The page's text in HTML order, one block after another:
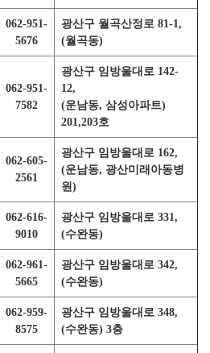
062-951-
5676
광산구 월곡산정로 81-1,
(월곡동)
062-951-
7582
광산구 임방울대로 142-
12,
(운남동, 삼성아파트)
201,203호
062-605-
2561
광산구 임방울대로 162,
(운남동, 광산미래아동병
원)
062-616-
9010
광산구 임방울대로 331,
(수완동)
062-961-
5665
광산구 임방울대로 342,
(수완동)
062-959-
8575
광산구 임방울대로 348,
(수완동) 3층